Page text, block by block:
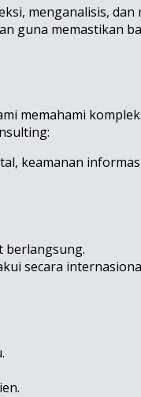
menganalisis, dan
guna memastikan
memahami
keamanan
berlangsung.
secara